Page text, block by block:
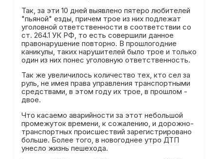
​Так, за эти 10 дней выявлено пятеро любителей
"пьяной" езды, причем трое из них подлежат
уголовной ответственности в соответствии со
ст. 264.1 УК РФ, то есть совершили данное
правонарушение повторно. В прошлогодние
каникулы, таких нарушителей было трое и только
один из них понес уголовную ответственность.
Так же увеличилось количество тех, кто сел за
руль, не имея права управления транспортными
средствами, в этом году их трое, в прошлом -
двое.
​Что касаемо аварийности за этот небольшой
промежуток времени, к сожалению, и дорожно-
транспортных происшествий зарегистрировано
больше. Более того, в новогоднее утро ДТП
унесло жизнь пешехода.